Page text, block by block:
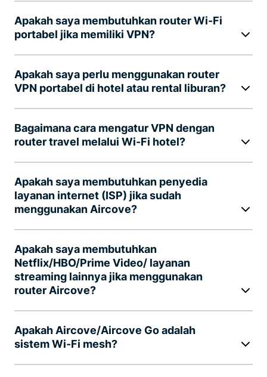
Apakah saya membutuhkan router Wi-Fi
portabel jika memiliki VPN?
Apakah saya perlu menggunakan router
VPN portabel di hotel atau rental liburan?
Bagaimana cara mengatur VPN dengan
router travel melalui Wi-Fi hotel?
Apakah saya membutuhkan penyedia
layanan internet (ISP) jika sudah
menggunakan Aircove?
Apakah saya membutuhkan
Netflix/HBO/Prime Video/ layanan
streaming lainnya jika menggunakan
router Aircove?
Apakah Aircove/Aircove Go adalah
sistem Wi-Fi mesh?